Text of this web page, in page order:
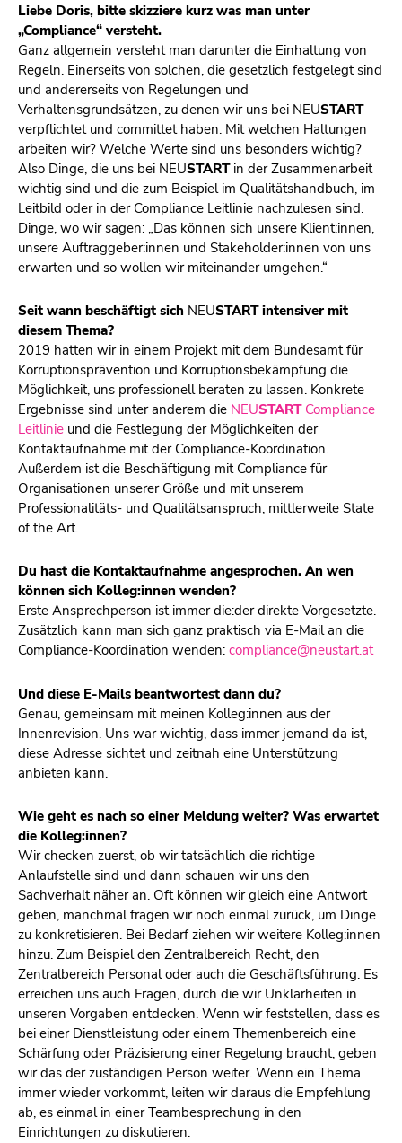
Liebe Doris, bitte skizziere kurz was man unter
„Compliance“ versteht.
Ganz allgemein versteht man darunter die Einhaltung von
Regeln. Einerseits von solchen, die gesetzlich festgelegt sind
und andererseits von Regelungen und
Verhaltensgrundsätzen, zu denen wir uns bei NEUSTART
verpflichtet und committet haben. Mit welchen Haltungen
arbeiten wir? Welche Werte sind uns besonders wichtig?
Also Dinge, die uns bei NEUSTARTin der Zusammenarbeit
wichtig sind und die zum Beispiel im Qualitätshandbuch, im
Leitbild oder in der Compliance Leitlinie nachzulesen sind.
Dinge, wo wir sagen: „Das können sich unsere Klient:innen,
unsere Auftraggeber:innen und Stakeholder:innen von uns
erwarten und so wollen wir miteinander umgehen.“
Seit wann beschäftigt sich NEUSTARTintensiver mit
diesem Thema?
2019 hatten wir in einem Projekt mit dem Bundesamt für
Korruptionsprävention und Korruptionsbekämpfung die
Möglichkeit, uns professionell beraten zu lassen. Konkrete
Ergebnisse sind unter anderem die NEUSTARTCompliance
Leitlinie und die Festlegung der Möglichkeiten der
Kontaktaufnahme mit der Compliance-Koordination.
Außerdem ist die Beschäftigung mit Compliance für
Organisationen unserer Größe und mit unserem
Professionalitäts- und Qualitätsanspruch, mittlerweile State
of the Art.
Du hast die Kontaktaufnahme angesprochen. An wen
können sich Kolleg:innen wenden?
Erste Ansprechperson ist immer die:der direkte Vorgesetzte.
Zusätzlich kann man sich ganz praktisch via E-Mail an die
Compliance-Koordination wenden: compliance@neustart.at
Und diese E-Mails beantwortest dann du?
Genau, gemeinsam mit meinen Kolleg:innen aus der
Innenrevision. Uns war wichtig, dass immer jemand da ist,
diese Adresse sichtet und zeitnah eine Unterstützung
anbieten kann.
Wie geht es nach so einer Meldung weiter? Was erwartet
die Kolleg:innen?
Wir checken zuerst, ob wir tatsächlich die richtige
Anlaufstelle sind und dann schauen wir uns den
Sachverhalt näher an. Oft können wir gleich eine Antwort
geben, manchmal fragen wir noch einmal zurück, um Dinge
zu konkretisieren. Bei Bedarf ziehen wir weitere Kolleg:innen
hinzu. Zum Beispiel den Zentralbereich Recht, den
Zentralbereich Personal oder auch die Geschäftsführung. Es
erreichen uns auch Fragen, durch die wir Unklarheiten in
unseren Vorgaben entdecken. Wenn wir feststellen, dass es
bei einer Dienstleistung oder einem Themenbereich eine
Schärfung oder Präzisierung einer Regelung braucht, geben
wir das der zuständigen Person weiter. Wenn ein Thema
immer wieder vorkommt, leiten wir daraus die Empfehlung
ab, es einmal in einer Teambesprechung in den
Einrichtungen zu diskutieren.